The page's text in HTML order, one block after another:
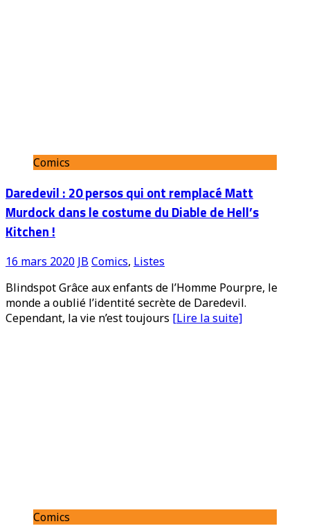
Comics
Daredevil : 20 persos qui ont remplacé Matt
Murdock dans le costume du Diable de Hell’s
Kitchen !
16 mars 2020 JBComics, Listes
Blindspot Grâce aux enfants de l’Homme Pourpre, le
monde a oublié l’identité secrète de Daredevil.
Cependant, la vie n’est toujours [Lire la suite]
Comics